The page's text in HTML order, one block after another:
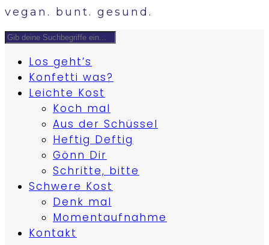
vegan. bunt. gesund.
Los geht’s
Konfetti was?
Leichte Kost
Koch mal
Aus der Schüssel
Heftig Deftig
Gönn Dir
Schritte, bitte
Schwere Kost
Denk mal
Momentaufnahme
Kontakt